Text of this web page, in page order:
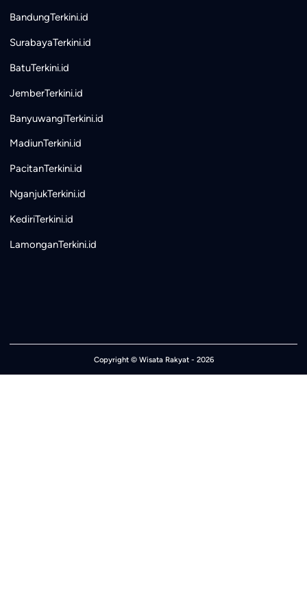
BandungTerkini.id
SurabayaTerkini.id
BatuTerkini.id
JemberTerkini.id
BanyuwangiTerkini.id
MadiunTerkini.id
PacitanTerkini.id
NganjukTerkini.id
KediriTerkini.id
LamonganTerkini.id
Copyright © Wisata Rakyat- 2026